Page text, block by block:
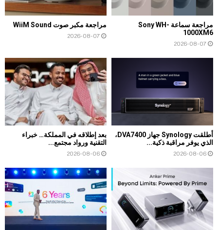
مراجعة سماعة Sony WH-
1000XM6
2026-08-07
مراجعة مكبر صوت WiiM Sound
2026-08-07
أطلقت Synology جهاز DVA7400،
الذي يوفر مراقبة ذكية...
2026-08-06
بعد إطلاقه في المملكة… خبراء
التقنية ورواد مجتمع...
2026-08-06